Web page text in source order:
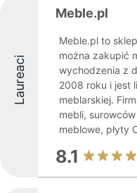
Laureaci
Meble.pl
Meble.pl to
można zakupić
wychodzenia z
2008 roku i jest
meblarskiej.
mebli,
meblowe, płyty
8.1